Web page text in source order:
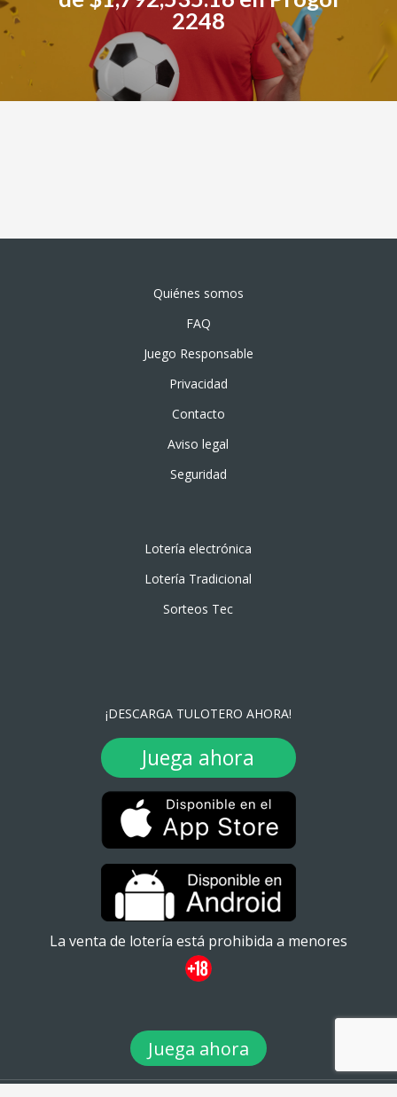
2248
Quiénes somos
FAQ
Juego Responsable
Privacidad
Contacto
Aviso legal
Seguridad
Lotería electrónica
Lotería Tradicional
Sorteos Tec
¡DESCARGA TULOTERO AHORA!
Juega ahora
La venta de lotería está prohibida a menores
Juega ahora